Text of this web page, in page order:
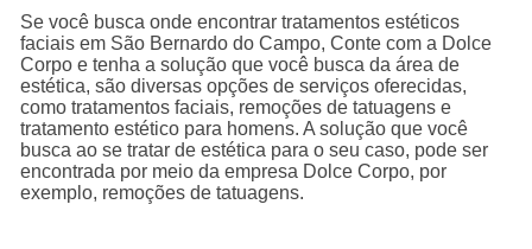
Se você busca onde encontrar tratamentos estéticos
faciais em São Bernardo do Campo, Conte com a Dolce
Corpo e tenha a solução que você busca da área de
estética, são diversas opções de serviços oferecidas,
como tratamentos faciais, remoções de tatuagens e
tratamento estético para homens. A solução que você
busca ao se tratar de estética para o seu caso, pode ser
encontrada por meio da empresa Dolce Corpo, por
exemplo, remoções de tatuagens.